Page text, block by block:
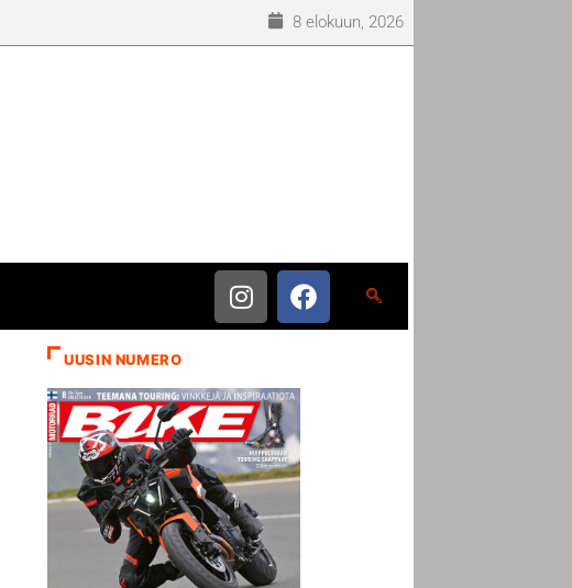
8 elokuun, 2026
UUSIN NUMERO